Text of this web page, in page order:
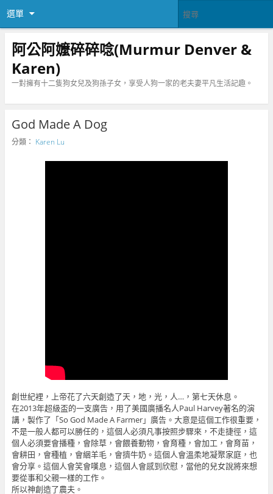
選單
阿公阿嬤碎碎唸(Murmur Denver &
Karen)
一對擁有十二隻狗女兒及狗孫子女，享受人狗一家的老夫妻平凡生活記趣。
God Made A Dog
分類： Karen Lu
創世紀裡，上帝花了六天創造了天，地，光，人…，第七天休息。
在2013年超級盃的一支廣告，用了美國廣播名人Paul Harvey著名的演
講，製作了「So God Made A Farmer」廣告。大意是這個工作很重要，
不是一般人都可以勝任的，這個人必須凡事按照步驟來，不走捷徑，這
個人必須要會播種，會除草，會餵養動物，會育種，會加工，會育苗，
會耕田，會種植，會綑羊毛，會擠牛奶。這個人會溫柔地凝聚家庭，也
會分享。這個人會笑會嘆息，這個人會感到欣慰，當他的兒女說將來想
要從事和父親一樣的工作。
所以神創造了農夫。